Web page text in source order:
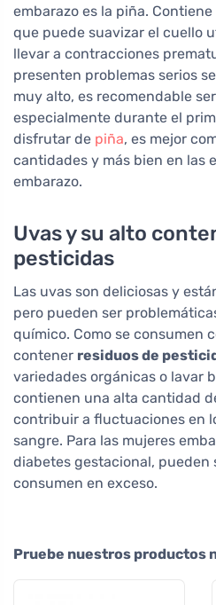
embarazo es la piña. Contiene
que puede suavizar el cuello
llevar a contracciones
presenten problemas serios
muy alto, es recomendable
especialmente durante el
disfrutar de piña, es mejor
cantidades y más bien en las
embarazo.
Uvas y su alto
pesticidas
Las uvas son deliciosas y
pero pueden ser
químico. Como se consumen
contener residuos de
variedades orgánicas o lavar
contienen una alta cantidad
contribuir a fluctuaciones en
sangre. Para las mujeres
diabetes gestacional, pueden
consumen en exceso.
Pruebe nuestros productos